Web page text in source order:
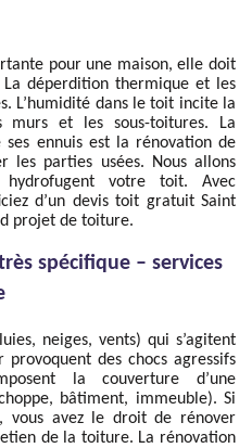
pour une maison, elle doit
déperdition thermique et les
L’humidité dans le toit incite la
murs et les sous-toitures. La
ennuis est la rénovation de
parties usées. Nous allons
votre toit. Avec
d’un devis toit gratuit Saint
projet de toiture.
spécifique – services
neiges, vents) qui s’agitent
des chocs agressifs
la couverture d’une
bâtiment, immeuble). Si
avez le droit de rénover
de la toiture. La rénovation